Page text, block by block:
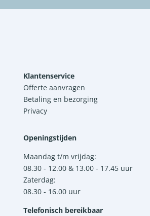
Klantenservice
Offerte aanvragen
Betaling en bezorging
Privacy
Openingstijden
Maandag t/m vrijdag:
08.30 - 12.00 & 13.00 - 17.45 uur
Zaterdag:
08.30 - 16.00 uur
Telefonisch bereikbaar